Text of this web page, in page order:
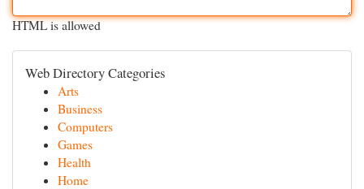
HTML is allowed
Web Directory Categories
Arts
Business
Computers
Games
Health
Home